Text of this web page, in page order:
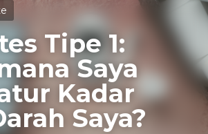
Tipe 1:
Saya
Kadar
Saya?